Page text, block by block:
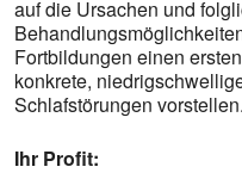
auf die Ursachen und
Fortbildungen einen
konkrete,
Schlafstörungen vorstellen.
Ihr Profit: